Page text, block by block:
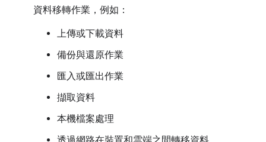
資料移轉作業，例如：
上傳或下載資料
備份與還原作業
匯入或匯出作業
擷取資料
本機檔案處理